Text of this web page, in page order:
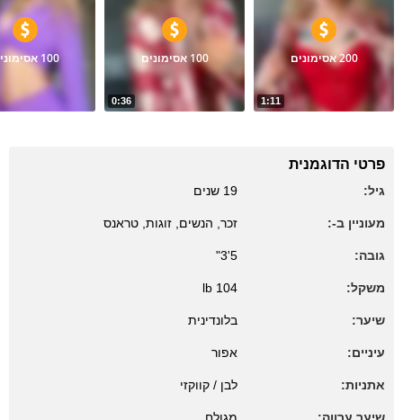
1:11
200 אסימונים
0:36
100 אסימונים 100 אסימונים
פרטי הדוגמנית
גיל: 19 שנים
מעוניין ב-: זכר, הנשים, זוגות, טראנס
גובה: 5'3"
משקל: 104 lb
שיער: בלונדינית
עיניים: אפור
אתניות: לבן / קווקזי